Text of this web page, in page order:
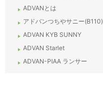
ADVANとは
アドバンつちやサニー(B110)
ADVAN KYB SUNNY
ADVAN Starlet
ADVAN-PIAA ランサー